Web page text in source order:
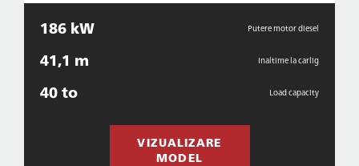
186 kW Putere motor diesel
41,1 m Inaltime la carlig
40 to Load capacity
VIZUALIZARE
MODEL